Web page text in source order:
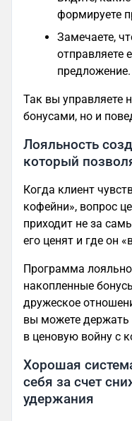
формируете
Замечаете,
отправляете
предложение.
Так вы управляете
бонусами, но и
Лояльность
который
Когда клиент
кофейни», вопрос
приходит не за
его ценят и где он
Программа
накопленные
дружеское
вы можете держать
в ценовую войну с
Хорошая
себя за счет
удержания